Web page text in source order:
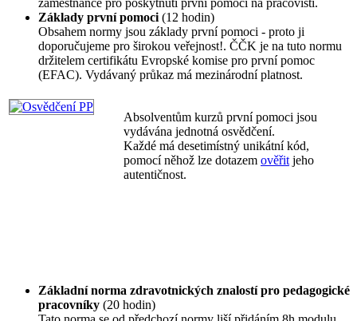
Základy první pomoci (12 hodin)
Obsahem normy jsou základy první pomoci - proto ji
doporučujeme pro širokou veřejnost!. ČČK je na tuto normu
držitelem certifikátu Evropské komise pro první pomoc
(EFAC). Vydávaný průkaz má mezinárodní platnost.
Absolventům kurzů první pomoci jsou
vydávána jednotná osvědčení.
Každé má desetimístný unikátní kód,
pomocí něhož lze dotazem ověřit jeho
autentičnost.
Základní norma zdravotnických znalostí pro pedagogické
pracovníky (20 hodin)